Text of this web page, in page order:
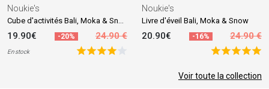
Noukie's
19.90€ -20% 24.90 €
En stock
Noukie's
Livre d'éveil Bali, Moka & Snow
20.90€ -16% 24.90 €
Voir toute la collection